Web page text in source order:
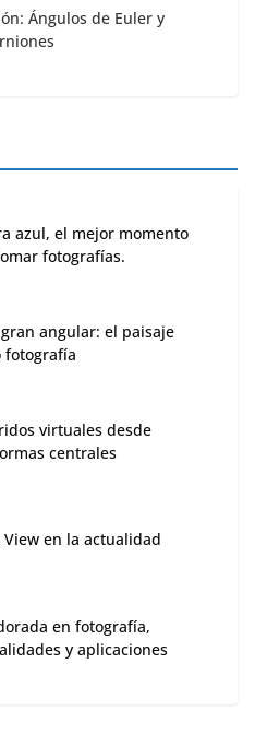
Ángulos de Euler y
azul, el mejor momento
fotografías.
angular: el paisaje
fotografía
virtuales desde
centrales
View en la actualidad
en fotografía,
y aplicaciones